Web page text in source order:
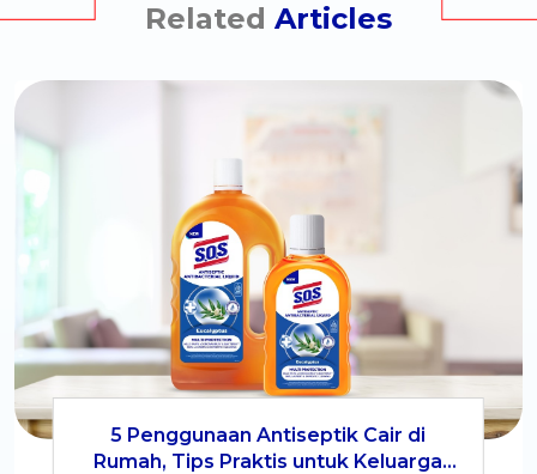
Related Articles
5 Penggunaan Antiseptik Cair di
Rumah, Tips Praktis untuk Keluarga